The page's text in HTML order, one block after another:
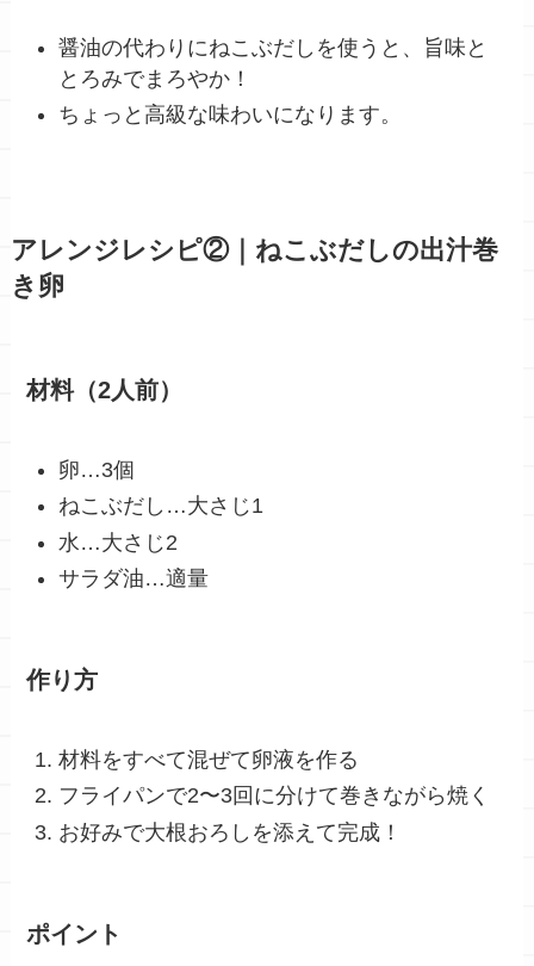
醤油の代わりにねこぶだしを使うと、旨味と
とろみでまろやか！
ちょっと高級な味わいになります。
アレンジレシピ②｜ねこぶだしの出汁巻
き卵
材料（2人前）
卵…3個
ねこぶだし…大さじ1
水…大さじ2
サラダ油…適量
作り方
材料をすべて混ぜて卵液を作る
フライパンで2〜3回に分けて巻きながら焼く
お好みで大根おろしを添えて完成！
ポイント